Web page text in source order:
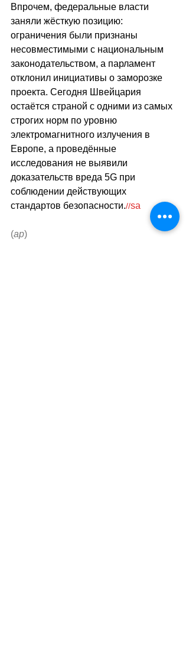
Впрочем, федеральные власти
заняли жёсткую позицию:
ограничения были признаны
несовместимыми с национальным
законодательством, а парламент
отклонил инициативы о заморозке
проекта. Сегодня Швейцария
остаётся страной с одними из самых
строгих норм по уровню
электромагнитного излучения в
Европе, а проведённые
исследования не выявили
доказательств вреда 5G при
соблюдении действующих
стандартов безопасности.//sa
(ар)